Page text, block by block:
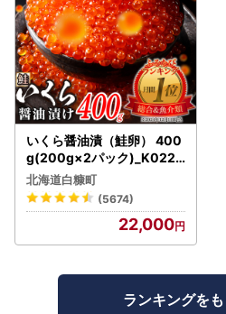
いくら醤油漬（鮭卵） 400
g(200g×2パック)_K022-
1676
北海道白糠町
(5674)
22,000
ランキングを